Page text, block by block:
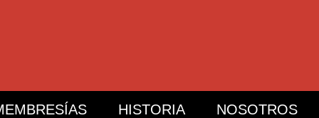
HISTORIA NOSOTROS